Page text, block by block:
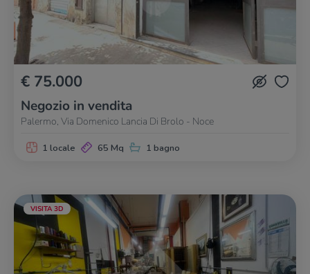
€ 75.000
Negozio in vendita
Palermo, Via Domenico Lancia Di Brolo - Noce
1 locale 65 Mq 1 bagno
VISITA 3D